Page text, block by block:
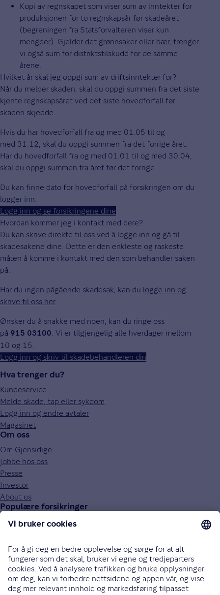
Kopi av regnskapet som viser sum av inntekter for
produksjonen for to regnskapsår før skadeåret
(begreningen fra Statsforvalteren viser kun
mengder). Gjelder det grønnsaker eller bær, trenger
vi også sum for distriktstilskudd for de samme
årene.
Hvilket år skal jeg oppgi sum av driftsinntekter for?
Når du melder skaden, skal du oppgi summen fra det siste
kjente regnskapsåret ved det siste hovedforfall før
skaden skjedde.
Hvis du har hovedforfall fra og med 01.05 til og
med 31.12, skal du oppgi summen fra det forrige året.
Har du hovedforfall fra og med 01.01 til og med 30.04,
skal du oppgi summen fra året før det forrige.
Du kan finne dato for hovedforfall på forsikringen om du
logger inn.
Logg inn og se forsikringene dine
Hvordan kommer jeg i kontakt med dere?
Du kan skrive direkte til oss ved å logge inn og gå til
skadesakene dine. Dette er den enkleste og raskeste
måten å komme i kontakt med den som behandler saken
på.
Har du ingen pågående skadesak, kan du logge inn og
skrive til oss her.
Ønsker du å snakke med noen, kan du ringe oss
på 915 03100. Vi er tilgjengelig alle hverdager mellom
10 og 15.
Logg inn og skriv til skadebehandleren din
Hva trenger du?
Kundeservice
Melde skade, tap eller sykdom
Logg inn og endre avtaler
Magasinet
Om oss
Om Gjensidige
Jobbe hos oss
Presse
Investor
About us
Populære forsikringer
Bilforsikring
Innboforsikring
Husforsikring
Livsforsikring
Barneforsikring
Alle forsikringer